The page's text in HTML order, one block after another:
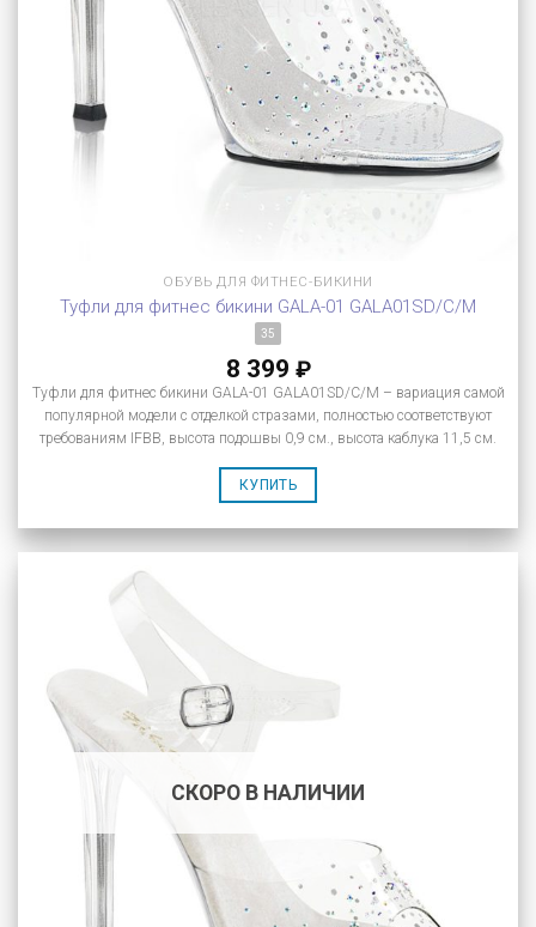
ОБУВЬ ДЛЯ ФИТНЕС-БИКИНИ
Туфли для фитнес бикини GALA-01 GALA01SD/C/M
35
8 399 ₽
Туфли для фитнес бикини GALA-01 GALA01SD/C/M – вариация самой
популярной модели с отделкой стразами, полностью соответствуют
требованиям IFBB, высота подошвы 0,9 см., высота каблука 11,5 см.
КУПИТЬ
СКОРО В НАЛИЧИИ